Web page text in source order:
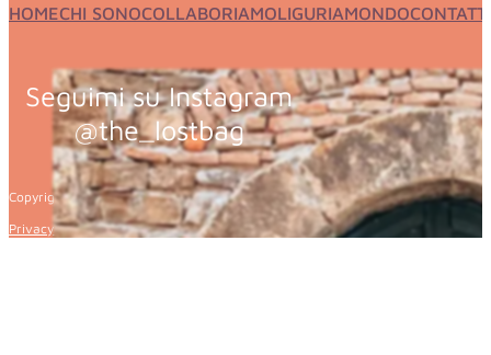
HOMECHI SONOCOLLABORIAMOLIGURIAMONDOCONTATTI
Seguimi su Instagram
@the_lostbag
Copyright 2026 © The Lost Bag
Privacy PolicyCookie policySitemapIdeato e realizzato da Alessio Realini web